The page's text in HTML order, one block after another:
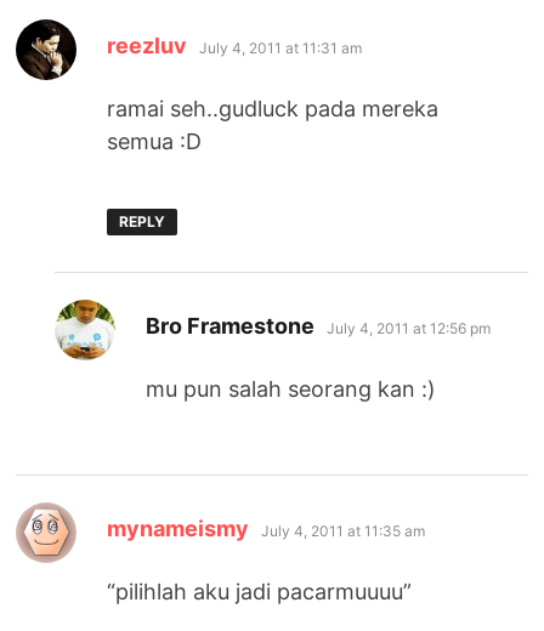
reezluv says:
July 4, 2011 at 11:31 am
ramai seh..gudluck pada mereka
semua :D
REPLY
Bro Framestone says:
July 4, 2011 at 12:56 pm
mu pun salah seorang kan :)
mynameismy says:
July 4, 2011 at 11:35 am
“pilihlah aku jadi pacarmuuuu”